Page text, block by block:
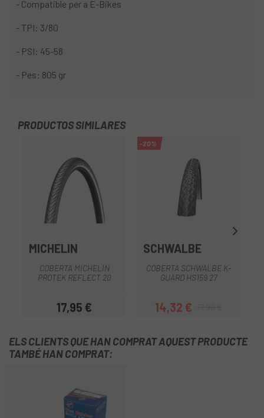
- Compatible per a E-Bikes
- TPI: 3/80
- PSI: 45-58
- Pes: 805 gr
PRODUCTOS SIMILARES
MICHELIN
COBERTA MICHELIN
PROTEK REFLECT 20
Preu
17,95 €
-20%
SCHWALBE
COBERTA SCHWALBE K-
GUARD HS159 27
Preu
14,32 €Preu regular
ELS CLIENTS QUE HAN COMPRAT AQUEST PRODUCTE
TAMBÉ HAN COMPRAT: